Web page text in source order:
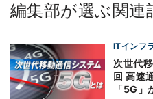
編集部が選ぶ関連
ITインフ
次世代
回 高速
「5G